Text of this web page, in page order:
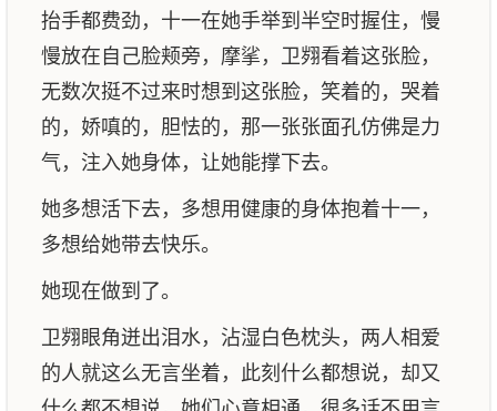
抬手都费劲，十一在她手举到半空时握住，慢
慢放在自己脸颊旁，摩挲，卫翙看着这张脸，
无数次挺不过来时想到这张脸，笑着的，哭着
的，娇嗔的，胆怯的，那一张张面孔仿佛是力
气，注入她身体，让她能撑下去。
她多想活下去，多想用健康的身体抱着十一，
多想给她带去快乐。
她现在做到了。
卫翙眼角迸出泪水，沾湿白色枕头，两人相爱
的人就这么无言坐着，此刻什么都想说，却又